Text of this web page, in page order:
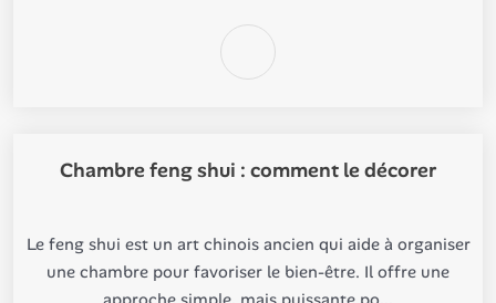
Chambre feng shui : comment le décorer
Le feng shui est un art chinois ancien qui aide à organiser
une chambre pour favoriser le bien-être. Il offre une